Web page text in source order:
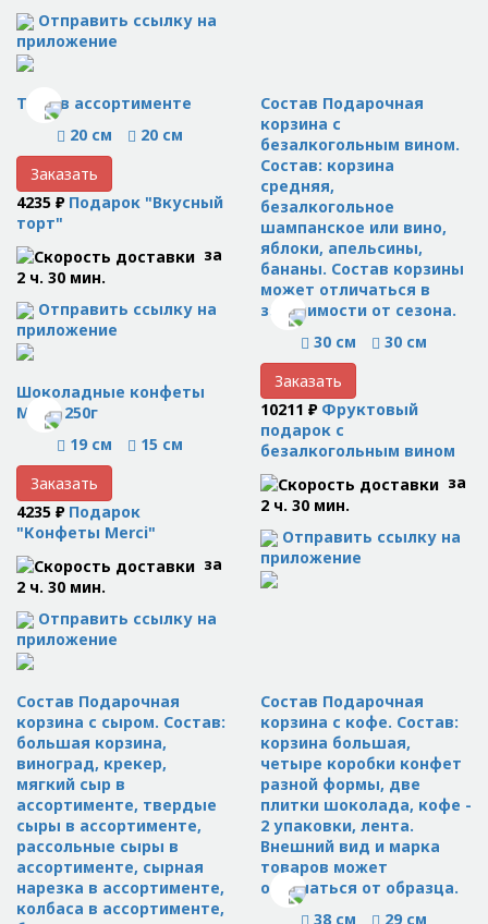
Отправить ссылку на
приложение
Состав Подарочная
корзина с
безалкогольным вином.
Состав: корзина
средняя,
безалкогольное
шампанское или вино,
яблоки, апельсины,
бананы. Состав корзины
может отличаться в
зависимости от сезона.
30 см
30 см
Заказать
10211 ₽ Фруктовый
подарок с
безалкогольным вином
за
2 ч. 30 мин.
Отправить ссылку на
приложение
Торт в ассортименте
20 см
20 см
Заказать
4235 ₽ Подарок "Вкусный
торт"
за
2 ч. 30 мин.
Отправить ссылку на
приложение
Шоколадные конфеты
Merci 250г
19 см
15 см
Заказать
4235 ₽ Подарок
"Конфеты Merci"
за
2 ч. 30 мин.
Отправить ссылку на
приложение
Состав Подарочная
корзина с кофе. Состав:
корзина большая,
четыре коробки конфет
разной формы, две
плитки шоколада, кофе -
2 упаковки, лента.
Внешний вид и марка
товаров может
отличаться от образца.
38 см
29 см
Состав Подарочная
корзина с сыром. Состав:
большая корзина,
виноград, крекер,
мягкий сыр в
ассортименте, твердые
сыры в ассортименте,
рассольные сыры в
ассортименте, сырная
нарезка в ассортименте,
колбаса в ассортименте,